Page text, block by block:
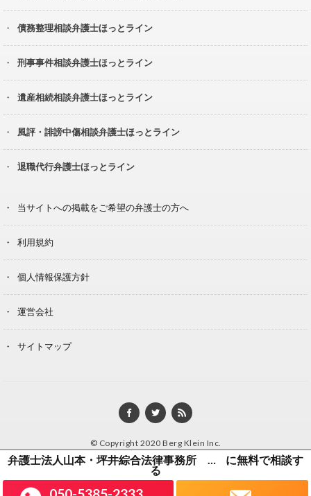
弁護士法人山本・坪井綜合法律事務所 香川オフィス
に無料で相談す
る
債務整理相談弁護士ほっとライン
刑事事件相談弁護士ほっとライン
遺産相続相談弁護士ほっとライン
風評・誹謗中傷相談弁護士ほっとライン
退職代行弁護士ほっとライン
当サイトへの掲載をご希望の弁護士の方へ
利用規約
個人情報保護方針
運営会社
サイトマップ
© Copyright 2020 Berg Klein Inc.